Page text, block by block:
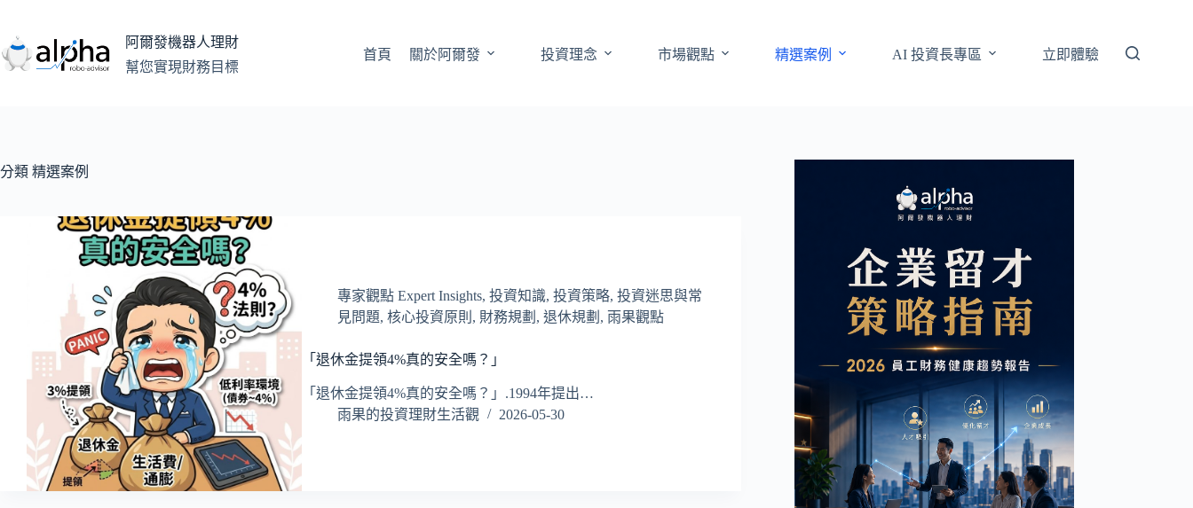
主
要
阿爾發機器人理財
幫您實現財務目標
首頁 關於阿爾發 投資理念 市場觀點 精選案例 AI 投資長專區 立即體驗
分類 精選案例
專家觀點 Expert Insights, 投資知識, 投資策略, 投資迷思與常
見問題, 核心投資原則 , 財務規劃 , 退休規劃 , 雨果觀點
「退休金提領4%真的安全嗎？」
「退休金提領4%真的安全嗎？」.1994年提出…
雨果的投資理財生活觀
2026-05-30